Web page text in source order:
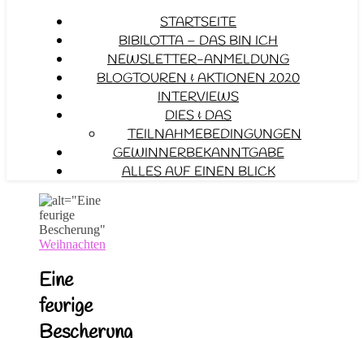
STARTSEITE
BIBILOTTA – DAS BIN ICH
NEWSLETTER-ANMELDUNG
BLOGTOUREN & AKTIONEN 2020
INTERVIEWS
DIES & DAS
TEILNAHMEBEDINGUNGEN
GEWINNERBEKANNTGABE
ALLES AUF EINEN BLICK
Weihnachten
Eine
feurige